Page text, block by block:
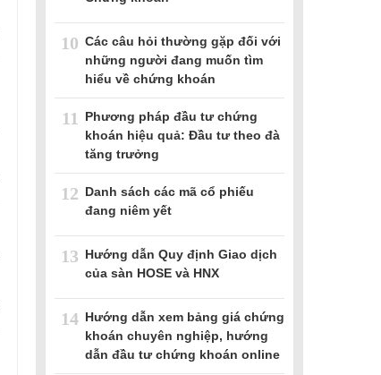
10 Các câu hỏi thường gặp đối với
những người đang muốn tìm
hiểu về chứng khoán
11
Phương pháp đầu tư chứng
khoán hiệu quả: Đầu tư theo đà
tăng trưởng
12 Danh sách các mã cổ phiếu
đang niêm yết
13 Hướng dẫn Quy định Giao dịch
của sàn HOSE và HNX
14 Hướng dẫn xem bảng giá chứng
khoán chuyên nghiệp, hướng
dẫn đầu tư chứng khoán online